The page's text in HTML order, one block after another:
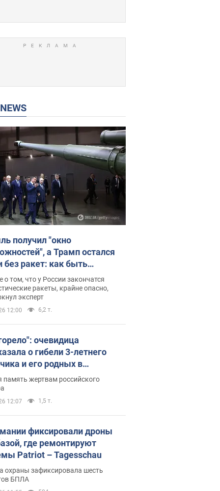
NEWS
получил "окно
а Трамп остался
без ракет: как быть
Интервью с Мельником
о том, что у России закончатся
ракеты, крайне опасно,
эксперт
12:00 6,2 т.
очевидица
о гибели 3-летнего
и его родных в
атаки РФ на Киевскую
Видео и фото
память жертвам российского
12:07 1,5 т.
фиксировали дроны
где ремонтируют
Patriot – Tagesschau
охраны зафиксировала шесть
БПЛА